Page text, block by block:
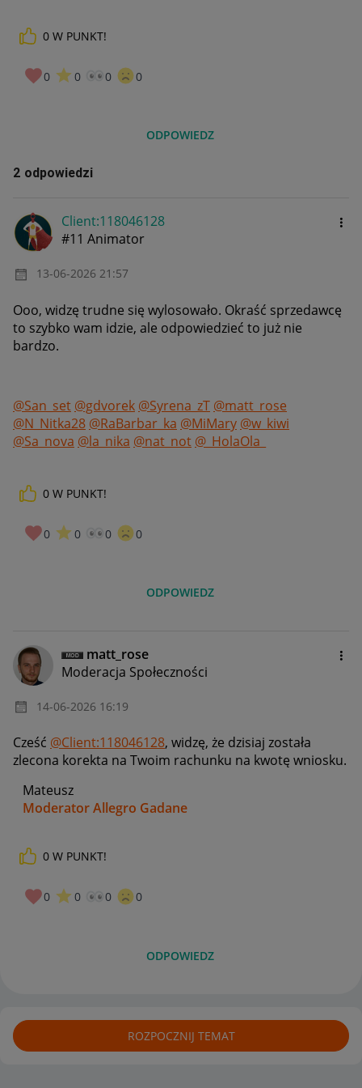
0 W PUNKT!
0 0 0 0
ODPOWIEDZ
2 odpowiedzi
Client:118046128
#11 Animator
‎13-06-2026 21:57
Ooo, widzę trudne się wylosowało. Okraść sprzedawcę
to szybko wam idzie, ale odpowiedzieć to już nie
bardzo.
@San_set @gdvorek @Syrena_zT @matt_rose
@N_Nitka28 @RaBarbar_ka @MiMary @w_kiwi
@Sa_nova @la_nika @nat_not @_HolaOla_
0 W PUNKT!
0 0 0 0
ODPOWIEDZ
matt_rose
Moderacja Społeczności
‎14-06-2026 16:19
Cześć @Client:118046128, widzę, że dzisiaj została
zlecona korekta na Twoim rachunku na kwotę wniosku.
Mateusz
Moderator Allegro Gadane
0 W PUNKT!
0 0 0 0
ODPOWIEDZ
ROZPOCZNIJ TEMAT